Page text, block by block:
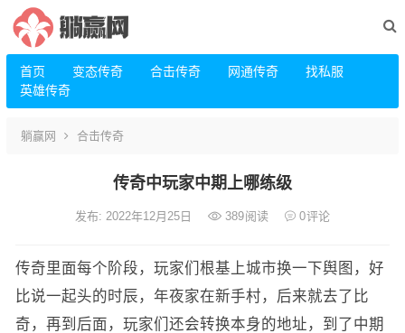
首页 变态传奇 合击传奇 网通传奇
找私服
英雄传奇
躺赢网 合击传奇
传奇中玩家中期上哪练级
发布: 2022年12月25日 389阅读 0评论
传奇里面每个阶段，玩家们根基上城市换一下舆图，好
比说一起头的时辰，年夜家在新手村，后来就去了比
奇，再到后面，玩家们还会转换本身的地址，到了中期